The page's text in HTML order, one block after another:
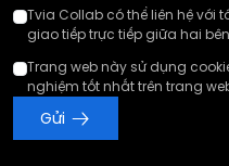
Tvia Collab có thể liên hệ với
giao tiếp trực tiếp giữa hai
Trang web này sử dụng
nghiệm tốt nhất trên trang
Gửi